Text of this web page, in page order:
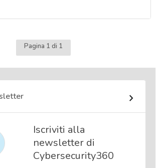
Pagina 1 di 1
Iscriviti alla
newsletter di
Cybersecurity360